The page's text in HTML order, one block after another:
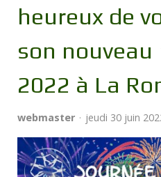
heureux de
son
2022 à La
webmaster jeudi 30 juin